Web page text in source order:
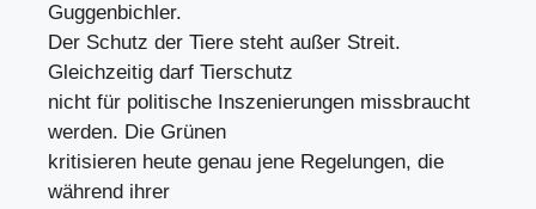
Guggenbichler.
Der Schutz der Tiere steht außer Streit.
Gleichzeitig darf Tierschutz
nicht für politische Inszenierungen missbraucht
werden. Die Grünen
kritisieren heute genau jene Regelungen, die
während ihrer